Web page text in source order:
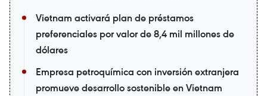
Vietnam activará plan de préstamos
preferenciales por valor de 8,4 mil millones de
dólares
Empresa petroquímica con inversión extranjera
promueve desarrollo sostenible en Vietnam